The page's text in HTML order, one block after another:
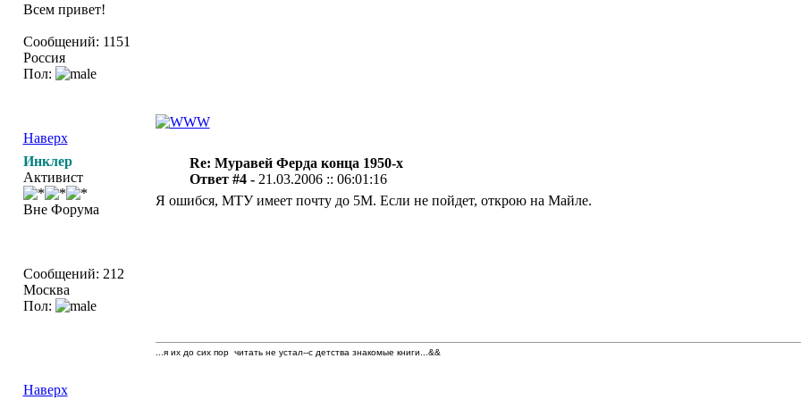
Всем привет!
Сообщений: 1151
Россия
Пол:
Наверх
Инклер
Активист
Вне Форума
Сообщений: 212
Москва
Пол:
Re: Муравей Ферда конца 1950-х
Ответ #4 - 21.03.2006 :: 06:01:16
Я ошибся, МТУ имеет почту до 5М. Если не пойдет, открою на Майле.
Наверх
...я их до сих пор читать не устал--с детства знакомые книги...&&